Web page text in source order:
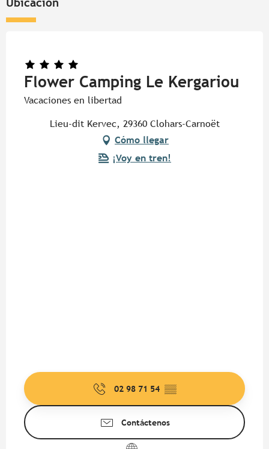
Flower Camping Le Kergariou
Vacaciones en libertad
Lieu-dit Kervec, 29360 Clohars-Carnoët
Cómo llegar
¡Voy en tren!
02 98 71 54 ▒▒
Contáctenos